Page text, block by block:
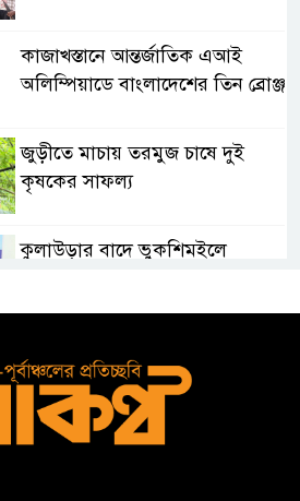
কাজাখস্তানে আন্তর্জাতিক এআই
অলিম্পিয়াডে বাংলাদেশের তিন ব্রোঞ্জ
জুড়ীতে মাচায় তরমুজ চাষে দুই
কৃষকের সাফল্য
কুলাউড়ার বাদে ভুকশিমইলে
মাদ্রাসা শিক্ষা বোর্ডের নতুন লোগো
ব্যবহারের নির্দেশনা